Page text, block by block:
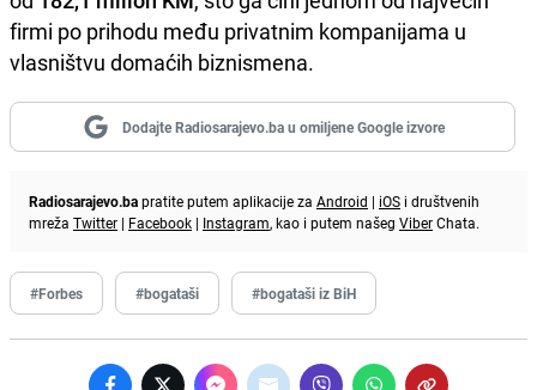
firmi po prihodu među privatnim kompanijama u
vlasništvu domaćih biznismena.
Dodajte Radiosarajevo.ba u omiljene Google izvore
Radiosarajevo.bapratite putem aplikacije za Android | iOS i društvenih
mreža Twitter | Facebook | Instagram, kao i putem našeg ViberChata.
#Forbes #bogataši #bogataši iz BiH